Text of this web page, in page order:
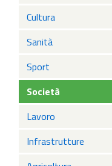
Cultura
Sanità
Sport
Società
Lavoro
Infrastrutture